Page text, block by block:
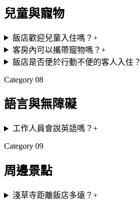
兒童與寵物
飯店歡迎兒童入住嗎？ +
客房內可以攜帶寵物嗎？ +
飯店是否便於行動不便的客人入住？
Category 08
語言與無障礙
工作人員會說英語嗎？ +
Category 09
周邊景點
淺草寺距離飯店多遠？ +